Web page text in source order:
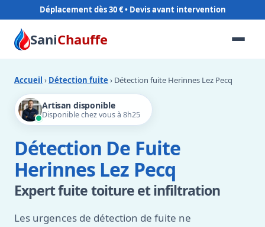
Déplacement dès 30 €
SaniChauffe
Accueil › Détection fuite › Détection fuite Herinnes Lez Pecq
Artisan disponible
Disponible chez vous à 8h25
Détection De Fuite
Herinnes Lez Pecq
Expert fuite toiture et infiltration
Les urgences de détection de fuite ne